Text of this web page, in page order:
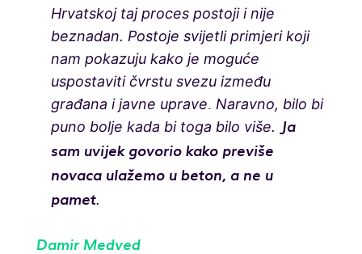
Hrvatskoj taj proces postoji i nije
beznadan. Postoje svijetli primjeri koji
nam pokazuju kako je moguće
uspostaviti čvrstu svezu između
građana i javne uprave. Naravno, bilo bi
puno bolje kada bi toga bilo više.
Ja
sam uvijek govorio kako previše
novaca ulažemo u beton, a ne u
pamet.
Damir Medved